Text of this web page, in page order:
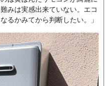
みは実感出来ていない。エコ
るかみてから判断したい。」